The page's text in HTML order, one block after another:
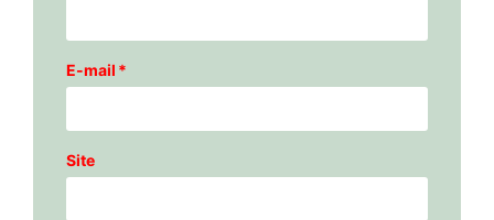
E-mail *
Site